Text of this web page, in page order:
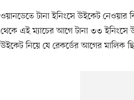
ওয়ানডেতে টানা ইনিংসে উইকেট নেওয়ার
থেকে এই ম্যাচের আগে টানা ৩৩ ইনিংসে
উইকেট নিয়ে যে রেকর্ডের আগের মালিক